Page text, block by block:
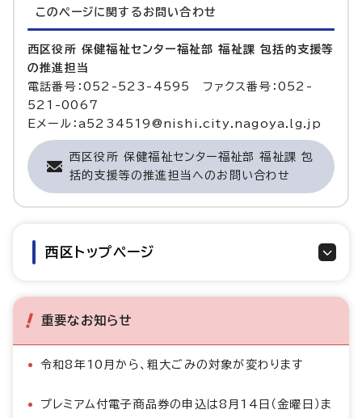
このページに関する お問い合わせ
西区役所 保健福祉センター福祉部 福祉課 包括的支援等
の推進担当
電話番号：052-523-4595 ファクス番号：052-
521-0067
Eメール：a5234519@nishi.city.nagoya.lg.jp
西区役所 保健福祉センター福祉部 福祉課 包
括的支援等の推進担当へのお問い合わせ
西区トップページ
重要なお知らせ
令和8年10月から、粗大ごみの対象が変わります
プレミアム付電子商品券の申込は8月14日（金曜日）ま